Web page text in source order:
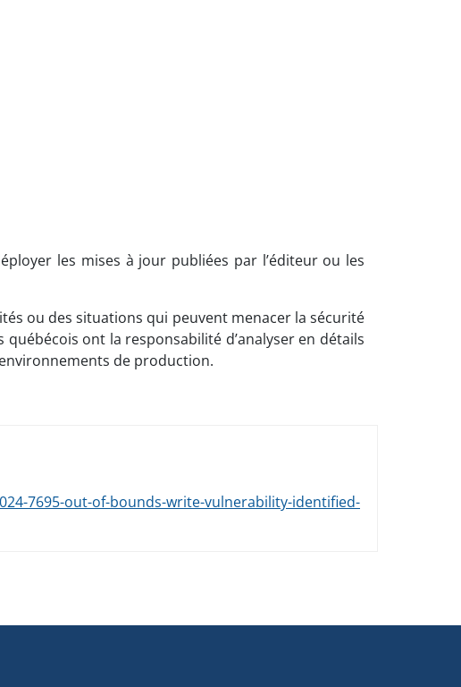
les mises à jour publiées par l’éditeur ou les
ou des situations qui peuvent menacer la sécurité
ont la responsabilité d’analyser en détails
de production.
7695-out-of-bounds-write-vulnerability-identified-